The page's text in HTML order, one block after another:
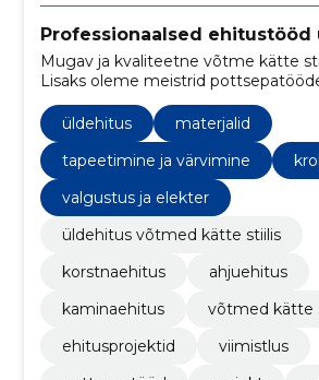
Professionaalsed ehitustööd
Mugav ja kvaliteetne võtme kätte
Lisaks oleme meistrid
üldehitus
materjalid
tapeetimine ja värvimine
valgustus ja elekter
üldehitus võtmed kätte stiilis
korstnaehitus
ahjuehitus
kaminaehitus
võtmed kätte
ehitusprojektid
viimistlus